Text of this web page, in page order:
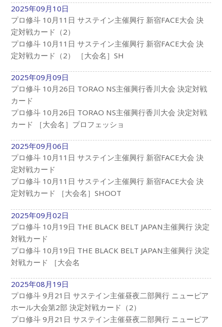
2025年09月10日
プロ修斗 10月11日 サステイン主催興行 新宿FACE大会 決
定対戦カード（2）
プロ修斗 10月11日 サステイン主催興行 新宿FACE大会 決
定対戦カード（2） ［大会名］SH
2025年09月09日
プロ修斗 10月26日 TORAO NS主催興行香川大会 決定対戦
カード
プロ修斗 10月26日 TORAO NS主催興行香川大会 決定対戦
カード ［大会名］プロフェッショ
2025年09月06日
プロ修斗 10月11日 サステイン主催興行 新宿FACE大会 決
定対戦カード
プロ修斗 10月11日 サステイン主催興行 新宿FACE大会 決
定対戦カード ［大会名］SHOOT
2025年09月02日
プロ修斗 10月19日 THE BLACK BELT JAPAN主催興行 決定
対戦カード
プロ修斗 10月19日 THE BLACK BELT JAPAN主催興行 決定
対戦カード ［大会名
2025年08月19日
プロ修斗 9月21日 サステイン主催昼夜二部興行 ニューピア
ホール大会第2部 決定対戦カード（2）
プロ修斗 9月21日 サステイン主催昼夜二部興行 ニューピア